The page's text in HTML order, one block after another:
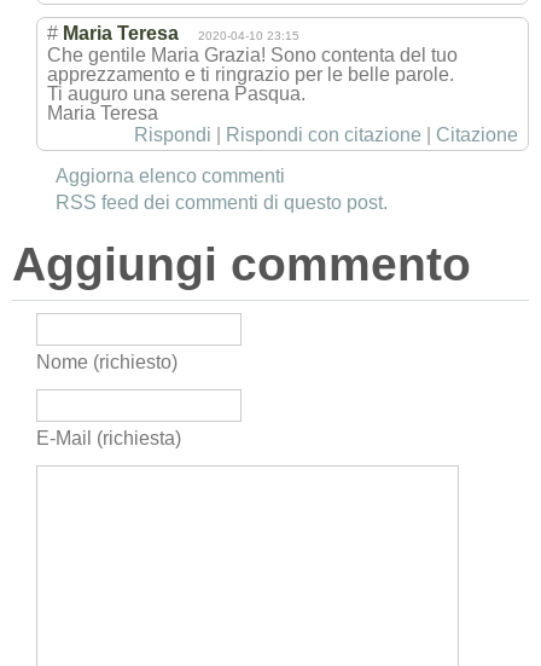
# Maria Teresa 2020-04-10 23:15
Che gentile Maria Grazia! Sono contenta del tuo
apprezzamento e ti ringrazio per le belle parole.
Ti auguro una serena Pasqua.
Maria Teresa
Rispondi
Rispondi con citazione
Citazione
Aggiorna elenco commenti
RSS feed dei commenti di questo post.
Aggiungi commento
Nome (richiesto)
E-Mail (richiesta)